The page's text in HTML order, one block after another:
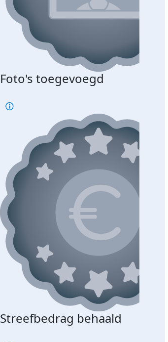
Foto's toegevoegd
Streefbedrag behaald